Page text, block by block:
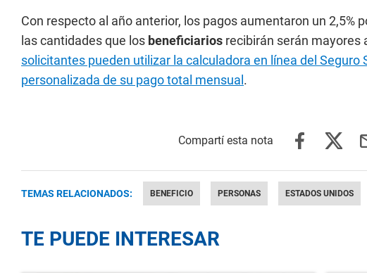
Con respecto al año anterior, los pagos aumentaron un 2,5%
las cantidades que los beneficiarios recibirán serán mayores
solicitantes pueden utilizar la calculadora en línea del
personalizada de su pago total mensual .
TEMAS RELACIONADOS: BENEFICIO PERSONAS ESTADOS UNIDOS
TE PUEDE INTERESAR